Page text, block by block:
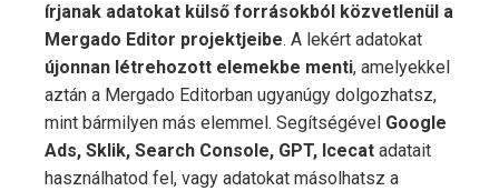
írjanak adatokat külső forrásokból közvetlenül a
Mergado Editor projektjeibe. A lekért adatokat
újonnan létrehozott elemekbe menti, amelyekkel
aztán a Mergado Editorban ugyanúgy dolgozhatsz,
mint bármilyen más elemmel. Segítségével Google
Ads, Sklik, Search Console, GPT, Icecat adatait
használhatod fel, vagy adatokat másolhatsz a